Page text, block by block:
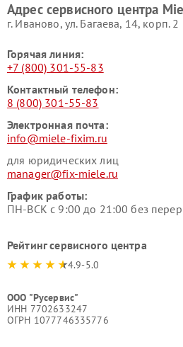
Miele
Адрес сервисного центра
г. Иваново, ул. Багаева, 14, корп. 2
Горячая линия:
+7 (800) 301-55-83
Контактный телефон:
8 (800) 301-55-83
Электронная почта:
info@miele-fixim.ru
для юридических лиц
manager@fix-miele.ru
График работы:
ПН-ВСК с 9:00 до 21:00 без
Рейтинг сервисного центра
4.9-5.0
ООО "Русервис"
ИНН 7702633247
ОГРН 1077746335776